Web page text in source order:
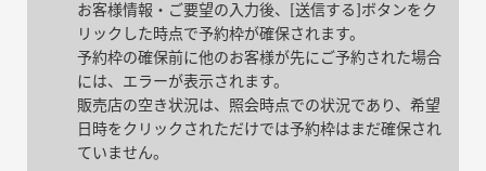
お客様情報・ご要望の入力後、[送信する]ボタンをク
リックした時点で予約枠が確保されます。
予約枠の確保前に他のお客様が先にご予約された場合
には、エラーが表示されます。
販売店の空き状況は、照会時点での状況であり、希望
日時をクリックされただけでは予約枠はまだ確保され
ていません。